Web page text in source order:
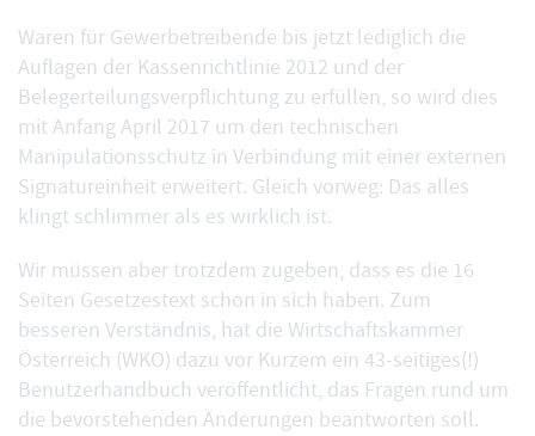
Waren für Gewerbetreibende bis jetzt lediglich die
Auflagen der Kassenrichtlinie 2012 und der
Belegerteilungsverpflichtung zu erfüllen, so wird dies
mit Anfang April 2017 um den technischen
Manipulationsschutz in Verbindung mit einer externen
Signatureinheit erweitert. Gleich vorweg: Das alles
klingt schlimmer als es wirklich ist.
Wir müssen aber trotzdem zugeben, dass es die 16
Seiten Gesetzestext schon in sich haben. Zum
besseren Verständnis, hat die Wirtschaftskammer
Österreich (WKO) dazu vor Kurzem ein 43-seitiges(!)
Benutzerhandbuch veröffentlicht, das Fragen rund um
die bevorstehenden Änderungen beantworten soll.